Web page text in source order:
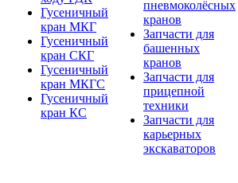
Гусеничный
кран МКГ
Гусеничный
кран СКГ
Гусеничный
кран МКГС
Гусеничный
кран КС
пневмоколёсных
кранов
Запчасти для
башенных
кранов
Запчасти для
прицепной
техники
Запчасти для
карьерных
экскаваторов